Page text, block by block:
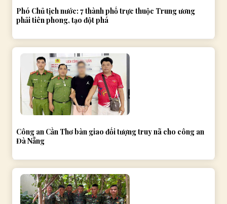
Phó Chủ tịch nước: 7 thành phố trực thuộc Trung ương
phải tiên phong, tạo đột phá
Công an Cần Thơ bàn giao đối tượng truy nã cho công an
Đà Nẵng